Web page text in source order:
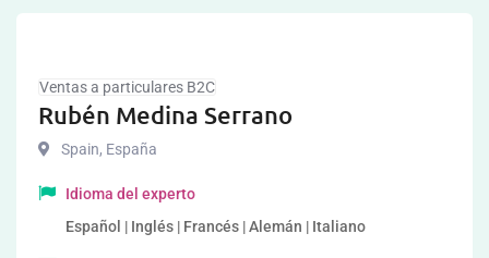
Ventas a particulares B2C
Rubén Medina Serrano
Spain, España
Idioma del experto
Español | Inglés | Francés | Alemán | Italiano